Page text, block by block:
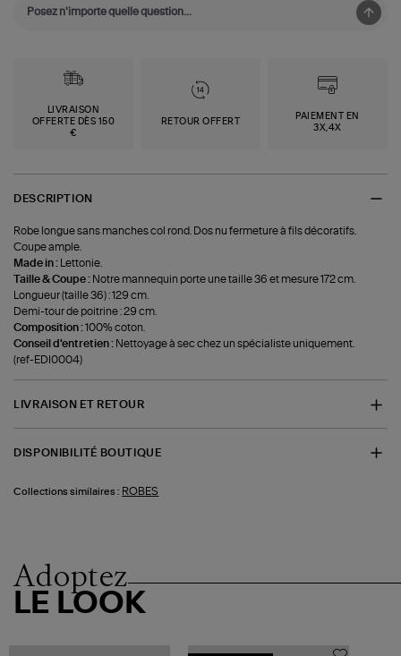
LIVRAISON
OFFERTE DÈS 150
€
RETOUR OFFERT
PAIEMENT EN
3X,4X
DESCRIPTION
Robe longue sans manches col rond. Dos nu fermeture à fils décoratifs.
Coupe ample.
Made in : Lettonie.
Taille & Coupe : Notre mannequin porte une taille 36 et mesure 172 cm.
Longueur (taille 36) : 129 cm.
Demi-tour de poitrine : 29 cm.
Composition :100% coton.
Conseil d'entretien : Nettoyage à sec chez un spécialiste uniquement.
(ref-EDI0004)
LIVRAISON ET RETOUR
DISPONIBILITÉ BOUTIQUE
Collections similaires : ROBES
Adoptez
LE LOOK